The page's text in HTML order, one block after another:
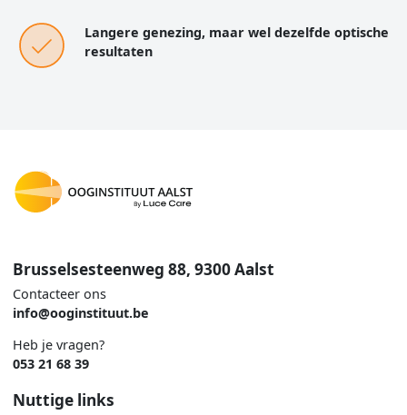
Langere genezing, maar wel dezelfde optische
resultaten
Brusselsesteenweg 88, 9300 Aalst
Contacteer ons
info@ooginstituut.be
Heb je vragen?
053 21 68 39
Nuttige links